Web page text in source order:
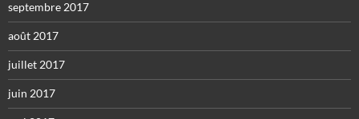
septembre 2017
août 2017
juillet 2017
juin 2017